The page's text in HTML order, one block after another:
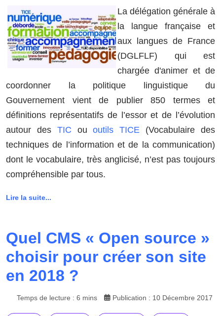
La délégation générale à
la langue française et
aux langues de France
(DGLFLF) qui est
chargée d'animer et de
coordonner la politique linguistique du
Gouvernement vient de publier 850 termes et
définitions représentatifs de l’essor et de l’évolution
autour des TIC ou outils TICE (Vocabulaire des
techniques de l’information et de la communication)
dont le vocabulaire, très anglicisé, n’est pas toujours
compréhensible par tous.
Lire la suite...
Quel CMS « Open source »
choisir pour créer son site
en 2018 ?
Temps de lecture : 6 mins Publication : 10 Décembre 2017